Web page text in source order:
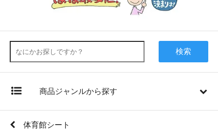
検索
商品ジャンルから探す
体育館シート